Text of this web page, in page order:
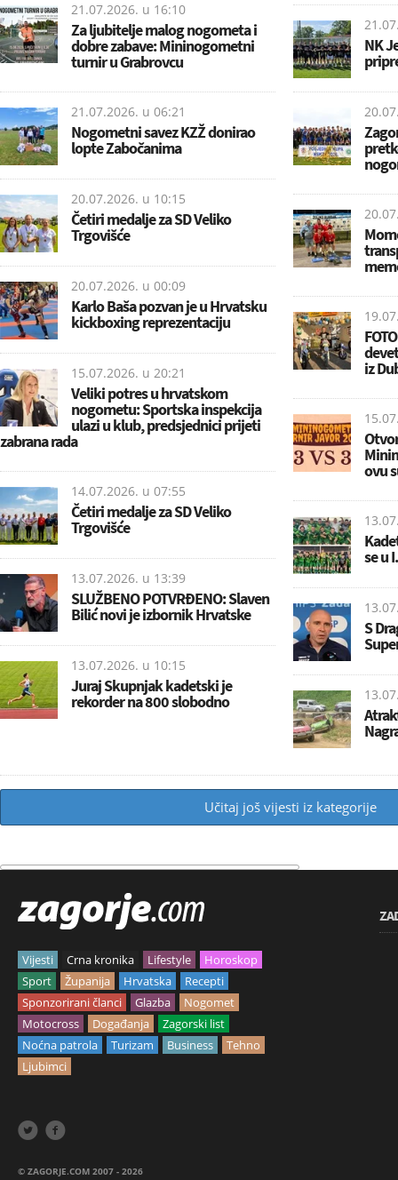
21.07.2026. u 16:10
Za ljubitelje malog nogometa i
dobre zabave: Mininogometni
turnir u Grabrovcu
21.07.2026. u 06:21
Nogometni savez KZŽ donirao
lopte Zabočanima
20.07.2026. u 10:15
Četiri medalje za SD Veliko
Trgovišće
20.07.2026. u 00:09
Karlo Baša pozvan je u Hrvatsku
kickboxing reprezentaciju
15.07.2026. u 20:21
Veliki potres u hrvatskom
nogometu: Sportska inspekcija
ulazi u klub, predsjednici prijeti
zabrana rada
14.07.2026. u 07:55
Četiri medalje za SD Veliko
Trgovišće
13.07.2026. u 13:39
SLUŽBENO POTVRĐENO: Slaven
Bilić novi je izbornik Hrvatske
13.07.2026. u 10:15
Juraj Skupnjak kadetski je
rekorder na 800 slobodno
NK
iz
ovu
se u
S
Učitaj još vijesti iz kategorije
Vijesti Crna kronika Lifestyle
Horoskop
Sport
Županija Hrvatska
Recepti
Sponzorirani članci
Glazba
Nogomet
Motocross
Događanja
Zagorski list
Noćna patrola
Turizam Business
Tehno
Ljubimci
 
© ZAGORJE.COM 2007 - 2026